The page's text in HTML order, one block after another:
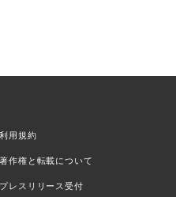
利用規約
著作権と転載について
プレスリリース受付